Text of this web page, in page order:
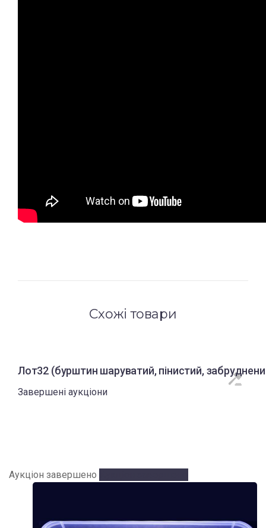
Схожі товари
Лот32 (бурштин шаруватий, пінистий,
Завершені аукціони
Аукціон завершено